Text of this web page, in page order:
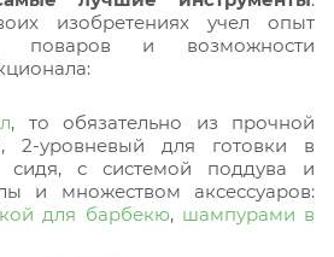
изобретениях учел опыт
поваров и возможности
, то обязательно из прочной
2-уровневый для готовки в
с системой поддува и
и множеством аксессуаров:
для барбекю, шампурами в